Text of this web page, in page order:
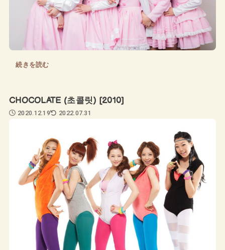
続きを読む
CHOCOLATE (초콜릿) [2010]
2020.12.19 2022.07.31